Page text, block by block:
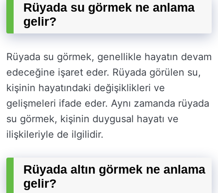
Rüyada su görmek ne anlama
gelir?
Rüyada su görmek, genellikle hayatın devam
edeceğine işaret eder. Rüyada görülen su,
kişinin hayatındaki değişiklikleri ve
gelişmeleri ifade eder. Aynı zamanda rüyada
su görmek, kişinin duygusal hayatı ve
ilişkileriyle de ilgilidir.
Rüyada altın görmek ne anlama
gelir?